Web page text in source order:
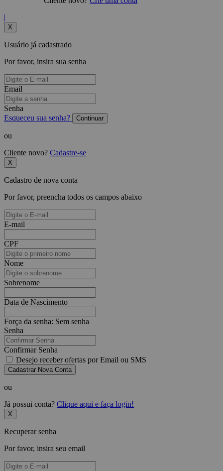
|
X
Usuário já cadastrado
Por favor, insira sua senha
Email
Senha
Esqueceu sua senha?
Continuar
ou
Cliente novo? Cadastre-se
X
Cadastro de nova conta
Por favor, preencha todos os campos abaixo
E-mail
CPF
Nome
Sobrenome
Data de Nascimento
Força da senha: Sem senha
Senha
Confirmar Senha
Desejo receber ofertas por Email ou SMS
Cadastrar Nova Conta
ou
Já possui conta? Clique aqui e faça login!
X
Recuperar senha
Por favor, insira seu email